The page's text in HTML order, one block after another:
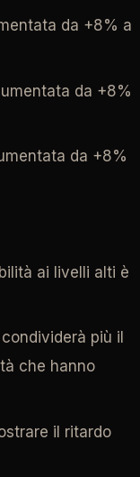
da +8% a
da +8%
da +8%
ai livelli alti è
più il
che hanno
il ritardo